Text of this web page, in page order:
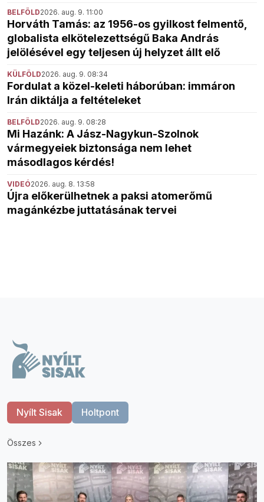
BELFÖLD2026. aug. 9. 11:00
Horváth Tamás: az 1956-os gyilkost felmentő,
globalista elkötelezettségű Baka András
jelölésével egy teljesen új helyzet állt elő
KÜLFÖLD2026. aug. 9. 08:34
Fordulat a közel-keleti háborúban: immáron
Irán diktálja a feltételeket
BELFÖLD2026. aug. 9. 08:28
Mi Hazánk: A Jász-Nagykun-Szolnok
vármegyeiek biztonsága nem lehet
másodlagos kérdés!
VIDEÓ2026. aug. 8. 13:58
Újra előkerülhetnek a paksi atomerőmű
magánkézbe juttatásának tervei
Nyílt Sisak Holtpont
Összes